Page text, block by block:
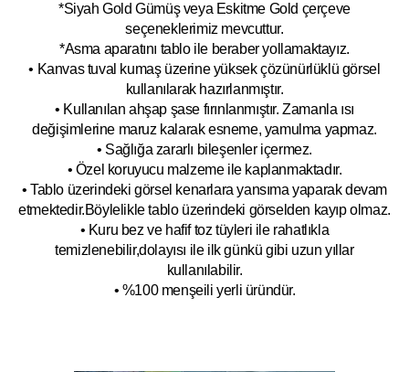
*Siyah Gold Gümüş veya Eskitme Gold çerçeve
seçeneklerimiz mevcuttur.
*Asma aparatını tablo ile beraber yollamaktayız.
• Kanvas tuval kumaş üzerine yüksek çözünürlüklü görsel
kullanılarak hazırlanmıştır.
• Kullanılan ahşap şase fırınlanmıştır. Zamanla ısı
değişimlerine maruz kalarak esneme, yamulma yapmaz.
• Sağlığa zararlı bileşenler içermez.
• Özel koruyucu malzeme ile kaplanmaktadır.
• Tablo üzerindeki görsel kenarlara yansıma yaparak devam
etmektedir.Böylelikle tablo üzerindeki görselden kayıp olmaz.
• Kuru bez ve hafif toz tüyleri ile rahatlıkla
temizlenebilir,dolayısı ile ilkgünkü gibi uzun yıllar
kullanılabilir.
• %100 menşeili yerli üründür.